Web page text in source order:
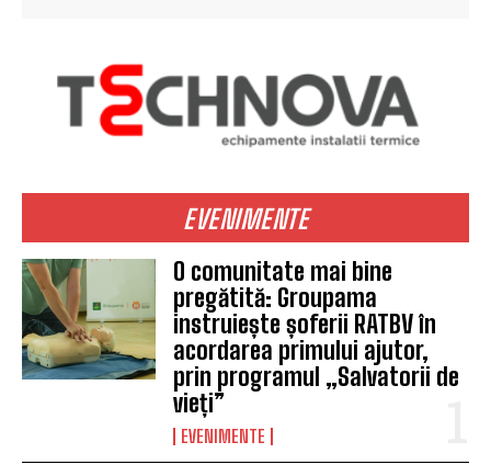
EVENIMENTE
O comunitate mai bine
pregătită: Groupama
instruiește șoferii RATBV în
acordarea primului ajutor,
prin programul „Salvatorii de
vieți”
EVENIMENTE